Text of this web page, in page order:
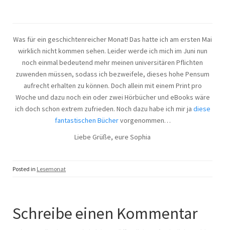
Was für ein geschichtenreicher Monat! Das hatte ich am ersten Mai
wirklich nicht kommen sehen. Leider werde ich mich im Juni nun
noch einmal bedeutend mehr meinen universitären Pflichten
zuwenden müssen, sodass ich bezweifele, dieses hohe Pensum
aufrecht erhalten zu können. Doch allein mit einem Print pro
Woche und dazu noch ein oder zwei Hörbücher und eBooks wäre
ich doch schon extrem zufrieden. Noch dazu habe ich mir ja diese
fantastischen Büchervorgenommen…
Liebe Grüße, eure Sophia
Posted in Lesemonat
Schreibe einen Kommentar